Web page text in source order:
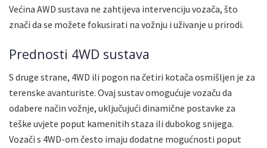
Većina AWD sustava ne zahtijeva intervenciju vozača, što
znači da se možete fokusirati na vožnju i uživanje u prirodi.
Prednosti 4WD sustava
S druge strane, 4WD ili pogon na četiri kotača osmišljen je za
terenske avanturiste. Ovaj sustav omogućuje vozaču da
odabere način vožnje, uključujući dinamične postavke za
teške uvjete poput kamenitih staza ili dubokog snijega.
Vozači s 4WD-om često imaju dodatne mogućnosti poput